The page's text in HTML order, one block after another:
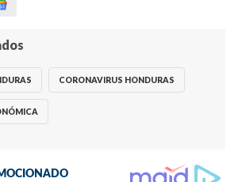
CORONAVIRUS HONDURAS